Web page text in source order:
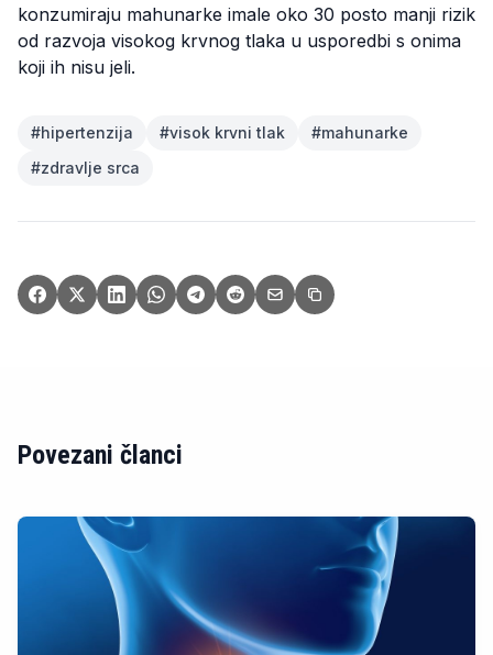
konzumiraju mahunarke imale oko 30 posto manji rizik
od razvoja visokog krvnog tlaka u usporedbi s onima
koji ih nisu jeli.
#hipertenzija #visok krvni tlak #mahunarke
#zdravlje srca
Povezani članci